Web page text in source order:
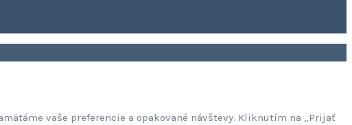
vaše preferencie a opakované návštevy. Kliknutím na „Prijať